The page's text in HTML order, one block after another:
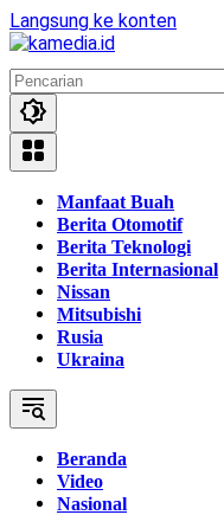
Langsung ke konten
Manfaat Buah
Berita Otomotif
Berita Teknologi
Berita Internasional
Nissan
Mitsubishi
Rusia
Ukraina
Beranda
Video
Nasional